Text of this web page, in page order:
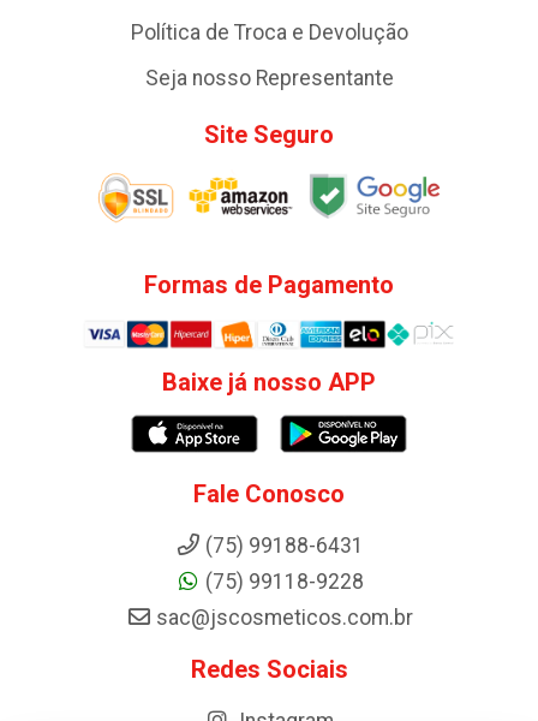
Política de Troca e Devolução
Seja nosso Representante
Site Seguro
Formas de Pagamento
Baixe já nosso APP
Fale Conosco
(75) 99188-6431
(75) 99118-9228
sac@jscosmeticos.com.br
Redes Sociais